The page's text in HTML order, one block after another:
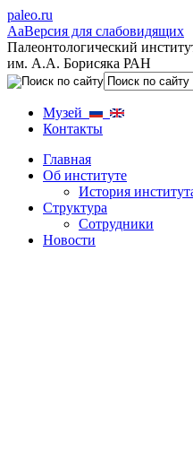
paleo.ru
AaВерсия для слабовидящих
Палеонтологический
им. А.А. Борисяка РАН
Музей
Контакты
Главная
Об институте
История
Структура
Сотрудники
Новости